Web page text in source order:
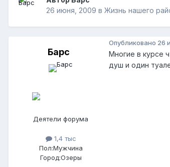
26 июня, 2009 в Жизнь нашего
Барс
Деятели форума
1,4 тыс
Пол:Мужчина
Город:Озеры
Опубликовано 26
Многие в курсе
душ и один